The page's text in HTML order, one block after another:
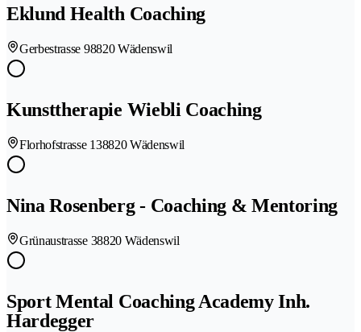
Eklund Health Coaching
Gerbestrasse 98820 Wädenswil
Kunsttherapie Wiebli Coaching
Florhofstrasse 138820 Wädenswil
Nina Rosenberg - Coaching & Mentoring
Grünaustrasse 38820 Wädenswil
Sport Mental Coaching Academy Inh.
Hardegger